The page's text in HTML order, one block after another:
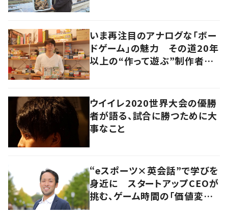
いま再注目のアナログな「ボー
ドゲーム」の魅力 その道20年
以上の“作って遊ぶ”制作者に
ウイイレ2020世界大会の優勝
者が語る、試合に勝つために大
事なこと
“eスポーツ×英会話”で学びを
身近に スタートアップCEOが
挑む、ゲーム時間の「価値変容」